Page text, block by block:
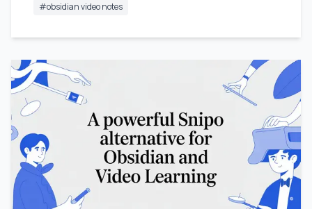
#obsidian video notes